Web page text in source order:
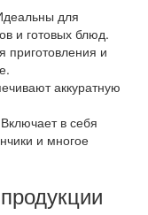
для
и готовых блюд.
приготовления и
аккуратную
Включает в себя
и многое